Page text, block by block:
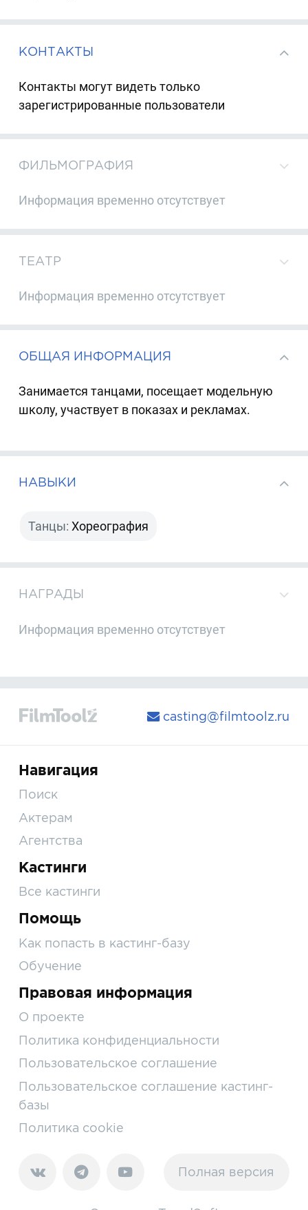
КОНТАКТЫ
Контакты могут видеть только
зарегистрированные пользователи
ФИЛЬМОГРАФИЯ
Информация временно отсутствует
ТЕАТР
Информация временно отсутствует
ОБЩАЯ ИНФОРМАЦИЯ
Занимается танцами, посещает модельную
школу, участвует в показах и рекламах.
НАВЫКИ
Танцы: Хореография
НАГРАДЫ
Информация временно отсутствует
casting@filmtoolz.ru
Навигация
Поиск
Актерам
Агентства
Кастинги
Все кастинги
Помощь
Как попасть в кастинг-базу
Обучение
Правовая информация
О проекте
Политика конфиденциальности
Пользовательское соглашение
Пользовательское соглашение кастинг-
базы
Политика cookie
Полная версия